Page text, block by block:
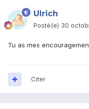
Ulrich
Posté(e) 30
Tu as mes
Citer